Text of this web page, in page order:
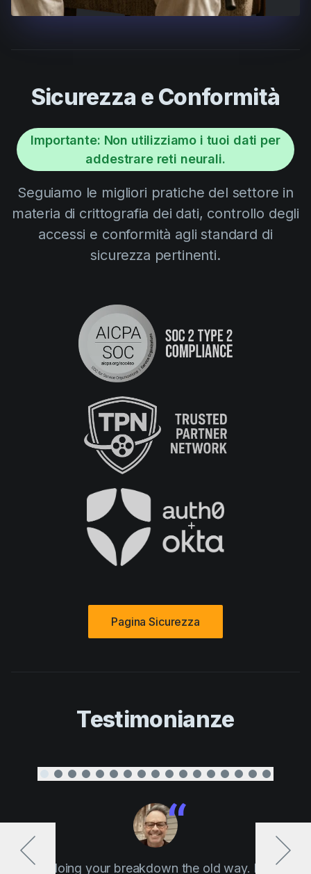
Sicurezza e Conformità
Importante: Non utilizziamo i tuoi dati per
addestrare reti neurali.
Seguiamo le migliori pratiche del settore in
materia di crittografia dei dati, controllo degli
accessi e conformità agli standard di
sicurezza pertinenti.
Pagina Sicurezza
Testimonianze
“ Stop doing your breakdown the old way. If Elon